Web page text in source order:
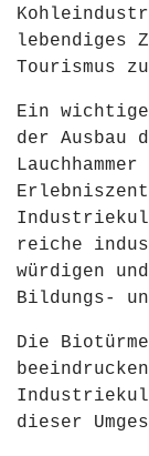
lebendiges
Tourismus
Ein
der Ausbau
reiche
würdigen
Bildungs-
Die
dieser